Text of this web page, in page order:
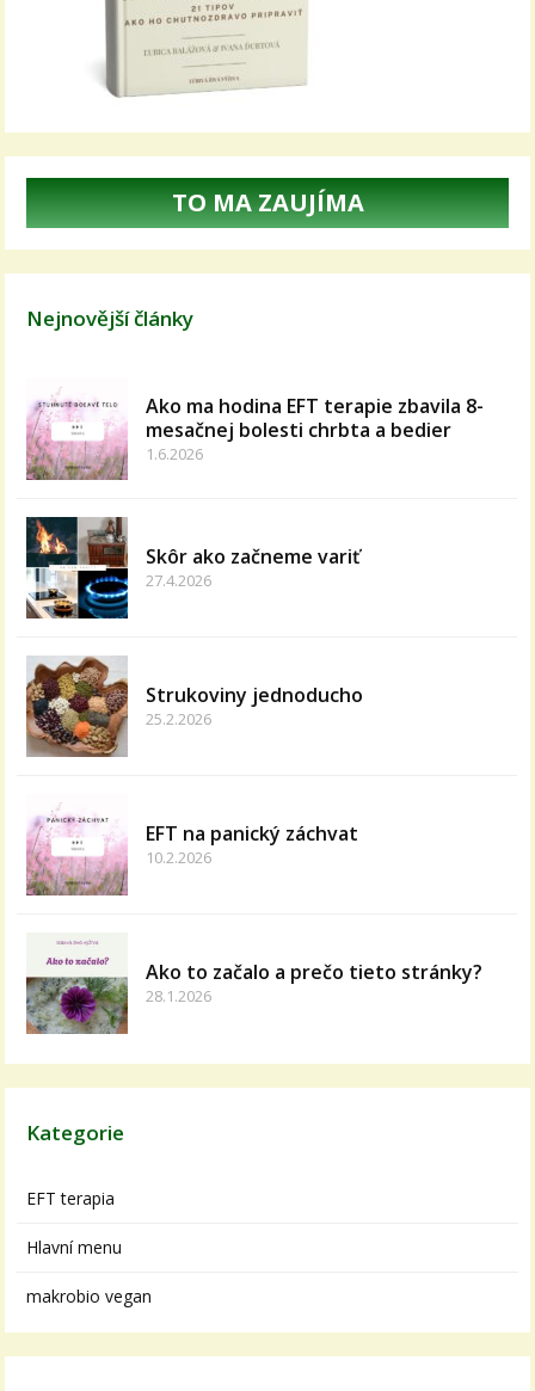
TO MA ZAUJÍMA
Nejnovější články
Ako ma hodina EFT terapie zbavila 8-
mesačnej bolesti chrbta a bedier
1.6.2026
Skôr ako začneme variť
27.4.2026
Strukoviny jednoducho
25.2.2026
EFT na panický záchvat
10.2.2026
Ako to začalo a prečo tieto stránky?
28.1.2026
Kategorie
EFT terapia
Hlavní menu
makrobio vegan